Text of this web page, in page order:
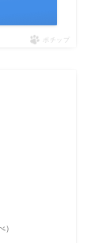
ポチップ